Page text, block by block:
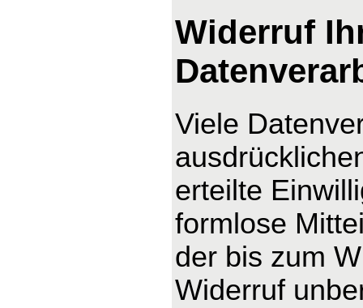
Widerruf
Viele
erteilte
formlose
der bis zum
Widerruf